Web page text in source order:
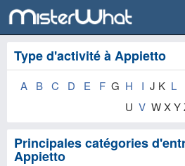
Type d'activité à Appietto
A B C D E F G H I J K L
U V W X Y
Principales catégories
Appietto